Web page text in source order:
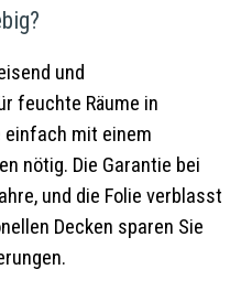
und
feuchte Räume in
einfach mit einem
nötig. Die Garantie bei
und die Folie verblasst
Decken sparen Sie